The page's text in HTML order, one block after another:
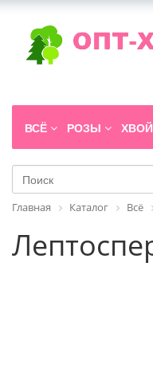
ВСЁ РОЗЫ
Главная Каталог Всё